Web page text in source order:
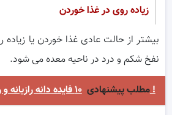
زیاده روی در غذا خوردن
بیشتر از حالت عادی غذا خوردن یا
نفخ شکم و درد در ناحیه معده می شود.
مطلب پیشنهادی۱۰ فایده دانه رازیانه و رازیانه برای بدن !